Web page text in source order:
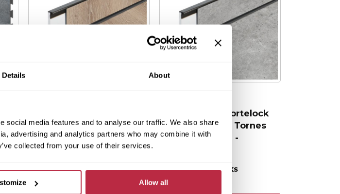
Details About
social media features and to analyse our traffic. We also share
advertising and analytics partners who may combine it with
collected from your use of their services.
Allow all
Business 2 m - Tyrolean
Oak W001 - Graphite
611 Kč/ks bez DPH
Soklová lišta Fortelock
Business 2 m - Tornes
Full Moon C012 -
869 Kč/ks739 Kč/ks
611 Kč/ks bez DPH